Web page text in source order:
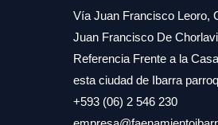
Vía Juan Francisco Leoro,
Juan Francisco De
Referencia Frente a la
esta ciudad de Ibarra
+593 (06) 2 546 230